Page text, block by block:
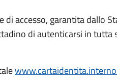
di accesso, garantita dallo
di autenticarsi in tutta